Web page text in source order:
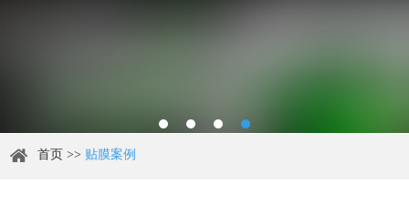
首页 >> 贴膜案例